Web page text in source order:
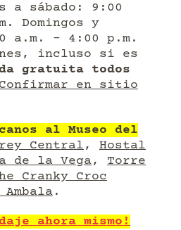
a sábado: 9:00
Domingos y
a.m. – 4:00 p.m.
incluso si es
gratuita todos
en sitio
al Museo del
Central, Hostal
de la Vega, Torre
Cranky Croc
.
ahora mismo!